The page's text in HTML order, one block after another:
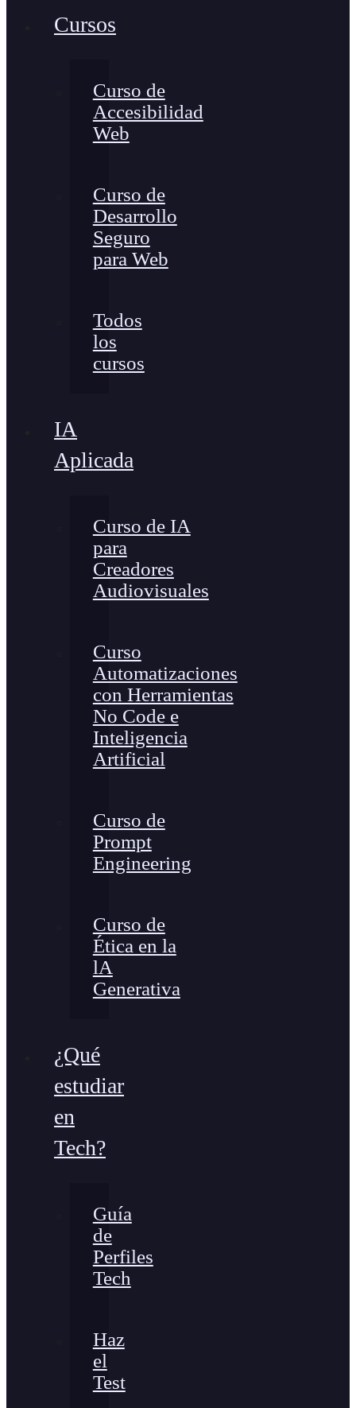
Cursos
Curso de
Accesibilidad
Web
Curso de
Desarrollo
Seguro
para Web
Todos
los
cursos
IA
Aplicada
Curso de IA
para
Creadores
Audiovisuales
Curso
Automatizaciones
con Herramientas
No Code e
Inteligencia
Artificial
Curso de
Prompt
Engineering
Curso de
Ética en la
lA
Generativa
¿Qué
estudiar
en
Tech?
Guía
de
Perfiles
Tech
Haz
el
Test